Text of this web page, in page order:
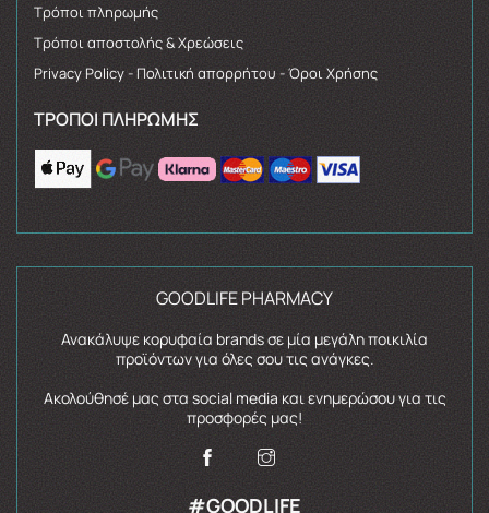
Τρόποι πληρωμής
Τρόποι αποστολής & Χρεώσεις
Privacy Policy - Πολιτική απορρήτου - Όροι Χρήσης
ΤΡΌΠΟΙ ΠΛΗΡΩΜΉΣ
GOODLIFE PHARMACY
Ανακάλυψε κορυφαία brands σε μία μεγάλη ποικιλία
προϊόντων για όλες σου τις ανάγκες.
Ακολούθησέ μας στα social media και ενημερώσου για τις
προσφορές μας!
#GOODLIFE